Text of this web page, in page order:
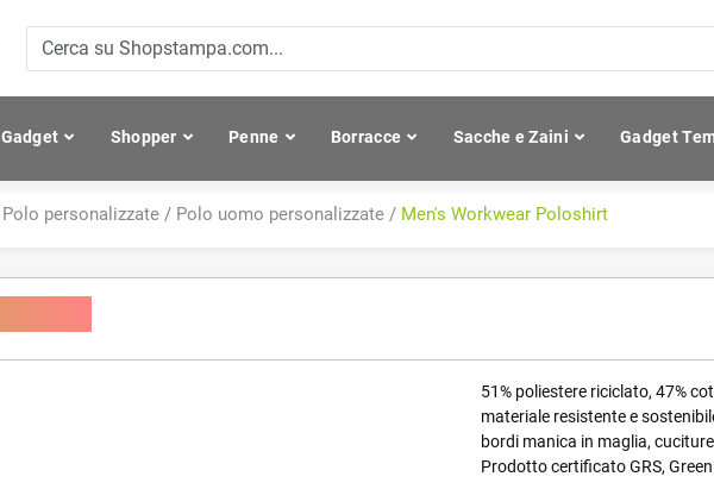
Gadget Shopper Penne Borracce Sacche e Zaini Gadget
Polo personalizzate / Polo uomo personalizzate / Men's Workwear Poloshirt
51% poliestere riciclato, 47%
materiale resistente e
bordi manica in maglia,
Prodotto certificato GRS,